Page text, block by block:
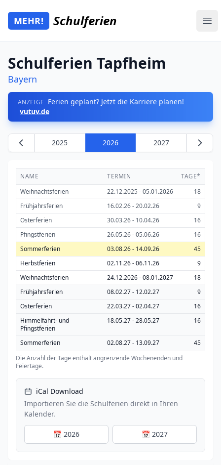
Zum Hauptinhalt springen
Mehr Schulferien
MEHR! Schulferien
Schulferien Tapfheim
Bayern
ANZEIGE Ferien geplant? Jetzt die Karriere planen!
vutuv.de
2025 2026 2027
NAME TERMIN
TAGE*
Weihnachtsferien
22.12.2025 - 05.01.2026
18
Frühjahrsferien
16.02.26 - 20.02.26
9
Osterferien
30.03.26 - 10.04.26
16
Pfingstferien
26.05.26 - 05.06.26
16
Sommerferien
03.08.26 - 14.09.26
45
Herbstferien
02.11.26 - 06.11.26
9
Weihnachtsferien
24.12.2026 - 08.01.2027
18
Frühjahrsferien
08.02.27 - 12.02.27
9
Osterferien
22.03.27 - 02.04.27
16
Himmelfahrt- und
Pfingstferien
18.05.27 - 28.05.27 16
Sommerferien 02.08.27 - 13.09.27
45
Die Anzahl der Tage enthält angrenzende Wochenenden und
Feiertage.
iCal Download
Importieren Sie die Schulferien direkt in Ihren
Kalender.
📅 2026 📅 2027